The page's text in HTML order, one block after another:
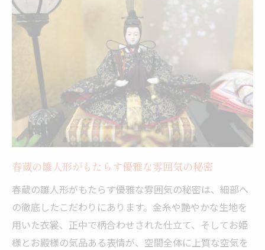
春蔵の雛人形がもたらす優雅な雰囲気の秘密
春蔵の雛人形がもたらす優雅な雰囲気の秘密は、細部へ
の徹底したこだわりにあります。金糸や艶やかな生地を
用いた衣裳、正中で柄合わせされた仕立て、そしてお姫
様とお殿様の気品ある表情が、空間全体に上質な空気を